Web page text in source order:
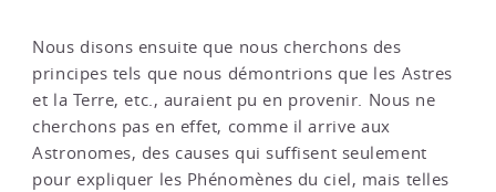
Nous disons ensuite que nous cherchons des
principes tels que nous démontrions que les Astres
et la Terre, etc., auraient pu en provenir. Nous ne
cherchons pas en effet, comme il arrive aux
Astronomes, des causes qui suffisent seulement
pour expliquer les Phénomènes du ciel, mais telles